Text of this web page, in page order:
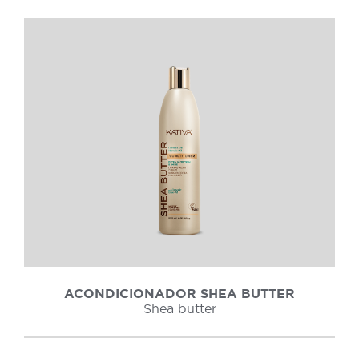
ACONDICIONADOR SHEA BUTTER
Shea butter